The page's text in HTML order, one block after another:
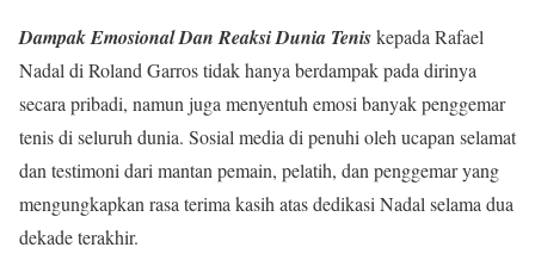
Dampak Emosional Dan Reaksi Dunia Teniskepada Rafael
Nadal di Roland Garros tidak hanya berdampak pada dirinya
secara pribadi, namun juga menyentuh emosi banyak penggemar
tenis di seluruh dunia. Sosial media di penuhi oleh ucapan selamat
dan testimoni dari mantan pemain, pelatih, dan penggemar yang
mengungkapkan rasa terima kasih atas dedikasi Nadal selama dua
dekade terakhir.